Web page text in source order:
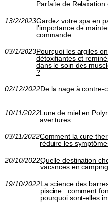
Parfaite de Relaxation
13/2/2023Gardez votre spa en
l'importance de
commande
03/1/2023Pourquoi les argiles
détoxifiantes et
dans le soin des
?
02/12/2022De la nage à contre-
10/11/2022Lune de miel en
aventures
03/11/2022Comment la cure
réduire les
20/10/2022Quelle destination
vacances en
19/10/2022La science des
piscine : comment
pourquoi sont-elles